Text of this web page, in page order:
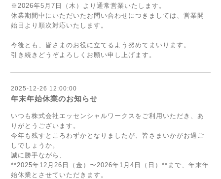
※2026年5月7日（木）より通常営業いたします。
休業期間中にいただいたお問い合わせにつきましては、営業開
始日より順次対応いたします。
今後とも、皆さまのお役に立てるよう努めてまいります。
引き続きどうぞよろしくお願い申し上げます。
2025-12-26 12:00:00
年末年始休業のお知らせ
いつも株式会社エッセンシャルワークスをご利用いただき、あ
りがとうございます。
今年も残すところわずかとなりましたが、皆さまいかがお過ご
しでしょうか。
誠に勝手ながら、
**2025年12月26日（金）〜2026年1月4日（日）**まで、年末年
始休業とさせていただきます。